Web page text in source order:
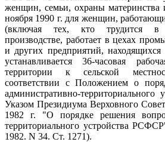
женщин, семьи, охраны материнства
ноября 1990 г. для женщин,
(включая тех, кто трудится в
производстве, работает в цехах
и других предприятий, находящихся
устанавливается 36-часовая
территории к сельской
соответствии с Положением о
административно-территориального
Указом Президиума Верховного
1982 г. "О порядке решения
территориального устройства
1982. N 34. Ст. 1271).